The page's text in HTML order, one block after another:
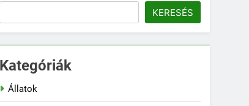
KERESÉS
Kategóriák
Állatok